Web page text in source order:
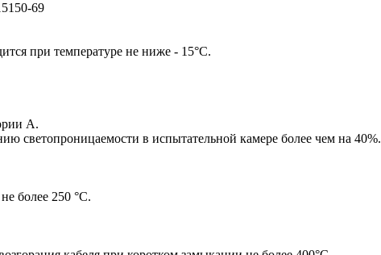
69
при температуре не ниже - 15°С.
А.
светопроницаемости в испытательной камере более чем на 40%.
более 250 °С.